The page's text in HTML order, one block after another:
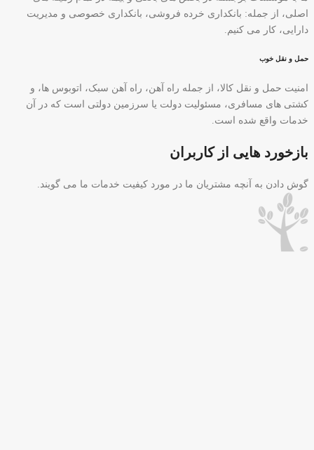
اصلی، از جمله: بانکداری خرده فروشی، بانکداری خصوصی و مدیریت
دارایی، کار می کنیم.
حمل و نقل خوب
امنیت حمل و نقل کالا، از جمله راه آهن، راه آهن سبک، اتوبوس ها، و
کشتی های مسافری، مسئولیت دولت یا سرزمین دولتی است که در آن
خدمات واقع شده است.
بازخورد هایی از کاربران
گوش دادن به آنچه مشتریان ما در مورد کیفیت خدمات ما می گویند.